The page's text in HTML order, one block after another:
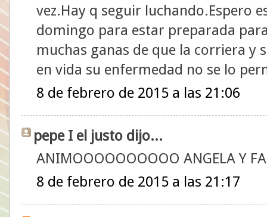
vez.Hay q seguir luchando.Espero
domingo para estar preparada
muchas ganas de que la corriera y
en vida su enfermedad no se lo
8 de febrero de 2015 a las 21:06
pepe I el justo dijo...
ANIMOOOOOOOOOO ANGELA Y
8 de febrero de 2015 a las 21:17